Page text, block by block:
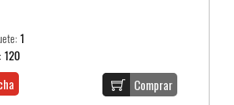
1
120
Comprar